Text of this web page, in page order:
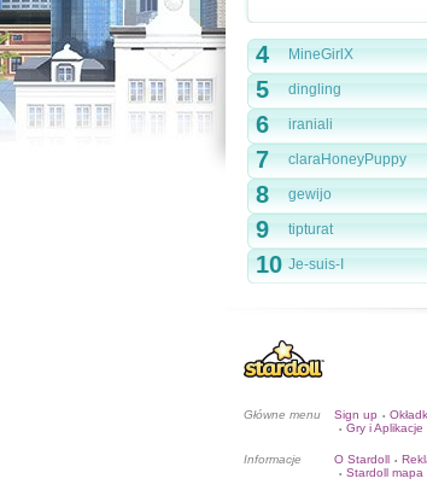
4 MineGirlX
5 dingling
6 iraniali
7 claraHoneyPuppy
8 gewijo
9 tipturat
10 Je-suis-I
Główne menu Sign up •
• Gry i Aplikacje
Informacje O Stardoll •
• Stardoll mapa